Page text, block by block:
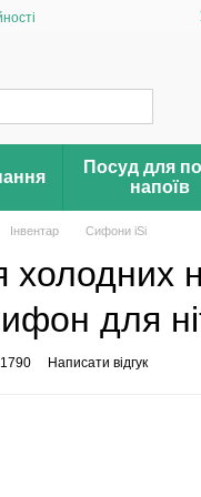
Посуд для
напоїв
Інвентар Сифони iSi
для
Написати відгук